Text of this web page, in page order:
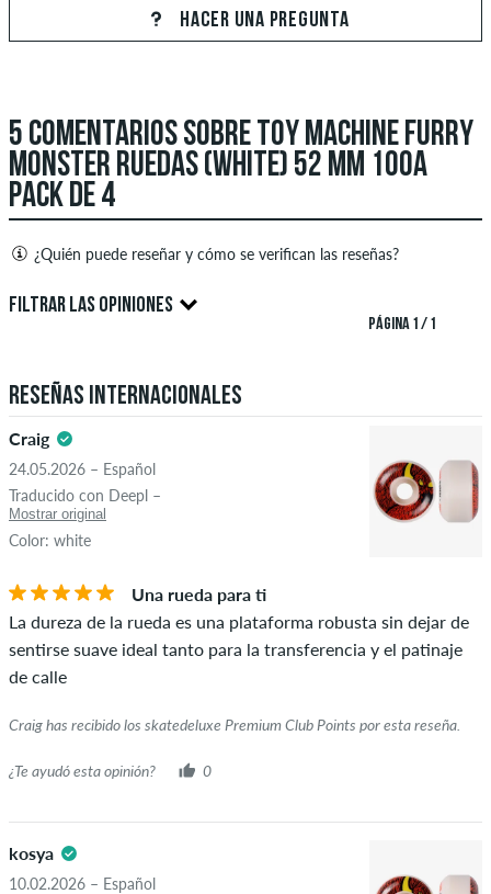
HACER UNA PREGUNTA
5 COMENTARIOS SOBRE TOY MACHINE FURRY
MONSTER RUEDAS (WHITE) 52 MM 100A
PACK DE 4
¿Quién puede reseñar y cómo se verifican las reseñas?
Solo las personas con una cuenta de cliente de skatedeluxe
pueden crear reseñas. Estas se publicarán después de nuestra
críticas tanto positivas como negativas. No se publicarán las
reseñas con contenido insultante u obsceno y las reseñas que
violen la ley aplicable o los derechos de autor, así como que
contengan spam y publicidad de terceros. La clasificación por
estrellas de un artículo muestra el promedio de todas las
clasificaciones.
Si la reseña es de una persona que realmente compró ese
artículo, puedes saberlo por la marca de verificación verde
junto al nombre con las palabras "compra verificada". Para
estas personas, la compra se verificó en función de sus
no podemos garantizar que la persona realmente sea
FILTRAR LAS OPINIONES
5.0
ESTRELLAS
PÁGINA 1 / 1
Reseñas internacionales
Craig
24.05.2026 – Español
Traducido con Deepl –
Mostrar original
Color: white
Una rueda para ti
La dureza de la rueda es una plataforma robusta sin dejar de
sentirse suave ideal tanto para la transferencia y el patinaje
de calle
Craig has recibido los skatedeluxe Premium Club Points por esta reseña.
¿Te ayudó esta opinión? 0
kosya
10.02.2026 – Español